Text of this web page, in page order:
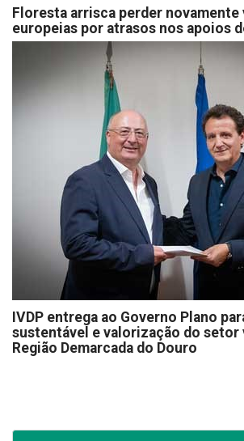
Floresta arrisca perder novamente
europeias por atrasos nos apoios
IVDP entrega ao Governo Plano
sustentável e valorização do
Região Demarcada do Douro